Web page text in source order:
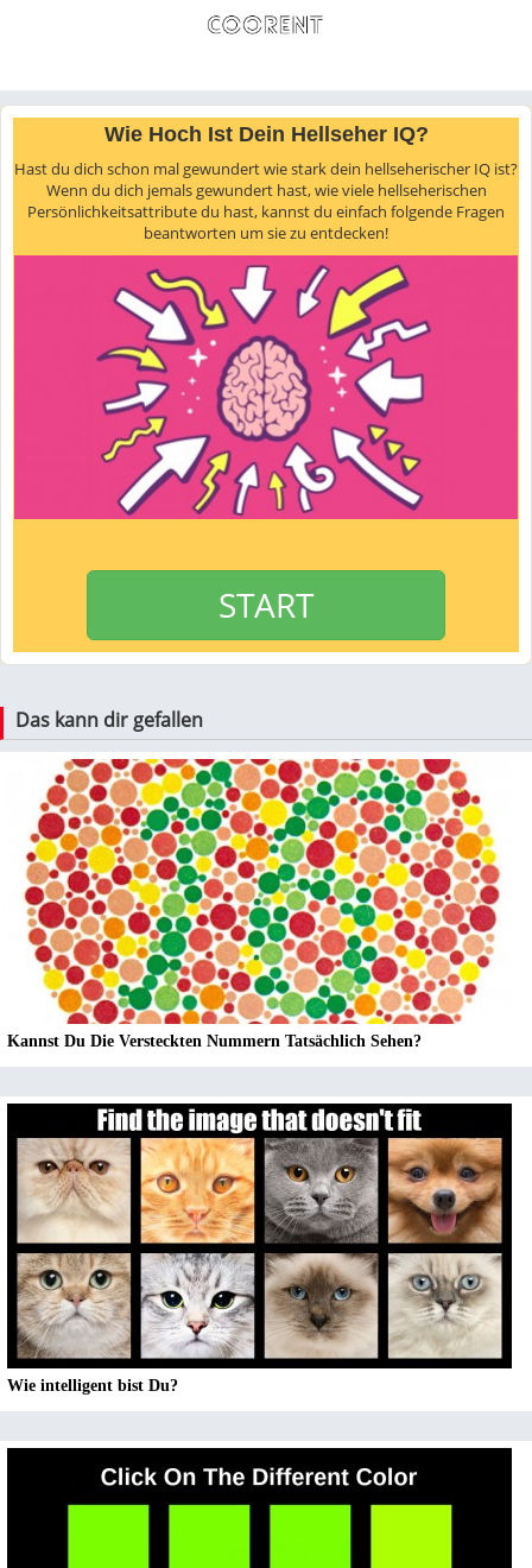
Wie Hoch Ist Dein Hellseher IQ?
Hast du dich schon mal gewundert wie stark dein hellseherischer IQ ist?
Wenn du dich jemals gewundert hast, wie viele hellseherischen
Persönlichkeitsattribute du hast, kannst du einfach folgende Fragen
beantworten um sie zu entdecken!
START
Das kann dir gefallen
Kannst Du Die Versteckten Nummern Tatsächlich Sehen?
Wie intelligent bist Du?